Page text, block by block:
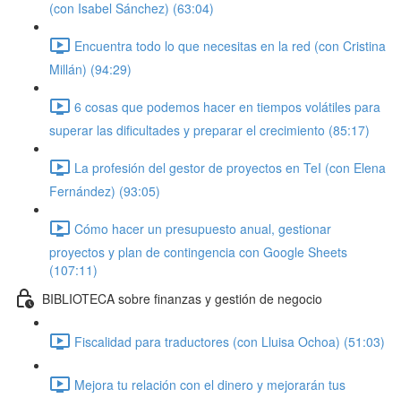
(con Isabel Sánchez) (63:04)
Encuentra todo lo que necesitas en la red (con Cristina
Millán) (94:29)
6 cosas que podemos hacer en tiempos volátiles para
superar las dificultades y preparar el crecimiento (85:17)
La profesión del gestor de proyectos en TeI (con Elena
Fernández) (93:05)
Cómo hacer un presupuesto anual, gestionar
proyectos y plan de contingencia con Google Sheets
(107:11)
BIBLIOTECA sobre finanzas y gestión de negocio
Fiscalidad para traductores (con Lluisa Ochoa) (51:03)
Mejora tu relación con el dinero y mejorarán tus